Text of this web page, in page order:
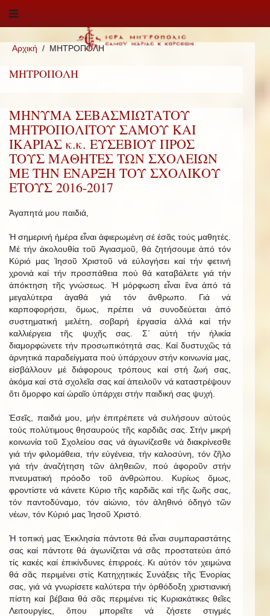
Αρχική ΜΗΤΡΟΠΟΛΗ
ΜΗΤΡΟΠΟΛΗ
ΜΗΝΥΜΑ ΣΕΒΑΣΜΙΩΤΑΤΟΥ
ΜΗΤΡΟΠΟΛΙΤΟΥ ΣΑΜΟΥ ΚΑΙ
ΙΚΑΡΙΑΣ κ.κ. ΕΥΣΕΒΙΟΥ ΠΡΟΣ
ΤΟΥΣ ΜΑΘΗΤΕΣ ΤΩΝ ΣΧΟΛΕΙΩΝ
ΜΕ ΤΗΝ ΕΝΑΡΞΗ ΤΟΥ ΣΧΟΛΙΚΟΥ
ΕΤΟΥΣ 2016-2017
Ἀγαπητά μου παιδιά,
Ἡ σημερινή ἡμέρα εἶναι ἀφιερωμένη σέ ἐσᾶς τούς μαθητές.
Μέ τήν ἀκολουθία τοῦ Ἁγιασμοῦ, θά ζητήσουμε ἀπό τόν
Κύριό μας Ἰησοῦ Χριστοῦ νά εὐλογήσει καί τήν φετινή
χρονιά καί τήν προσπάθεια πού θά καταβάλετε γιά τήν
ἀπόκτηση τῆς γνώσεως. Ἡ μόρφωση εἶναι ἕνα ἀπό τά
μεγαλύτερα ἀγαθά γιά τόν ἄνθρωπο. Γιά νά
καρποφορήσει, ὅμως, πρέπει νά συνοδεύεται ἀπό
συστηματική μελέτη, σοβαρή ἐργασία ἀλλά καί τήν
καλλιέργεια τῆς ψυχῆς σας. Σ΄ αὐτή τήν ἡλικία
διαμορφώνετε τήν προσωπικότητά σας. Καί δυστυχῶς τά
ἀρνητικά παραδείγματα πού ὑπάρχουν στήν κοινωνία μας,
εἰσβάλλουν μέ διάφορους τρόπους καί στή ζωή σας,
ἀκόμα καί στά σχολεῖα σας καί ἀπειλοῦν νά καταστρέψουν
ὅτι ὄμορφο καί ὡραῖο ὑπάρχει στήν παιδική σας ψυχή.
Ἐσεῖς, παιδιά μου, μήν ἐπιτρέπετε νά συλήσουν αὐτούς
τούς πολύτιμους θησαυρούς τῆς καρδιᾶς σας. Στήν μικρή
κοινωνία τοῦ Σχολείου σας νά ἀγωνίζεσθε νά διακρίνεσθε
γιά τήν φιλομάθεια, τήν εὐγένεια, τήν καλοσύνη, τόν ζῆλο
γιά τήν ἀναζήτηση τῶν ἀληθειῶν, πού ἀφοροῦν στήν
πνευματική πρόοδο τοῦ ἀνθρώπου. Κυρίως ὅμως,
φροντἰστε νά κάνετε Κύριο τῆς καρδιᾶς καί τῆς ζωῆς σας,
τόν παντοδύναμο, τόν αἰώνιο, τόν ἀληθινό ὁδηγό τῶν
νέων, τόν Κύριό μας Ἰησοῦ Χριστό.
Ἡ τοπική μας Ἐκκλησία πάντοτε θά εἶναι συμπαραστάτης
σας καί πάντοτε θά ἀγωνίζεται νά σᾶς προστατεύει ἀπό
τίς κακές καί ἐπικίνδυνες ἐπιρροές. Κι αὐτόν τόν χειμώνα
θά σᾶς περιμένει στίς Κατηχητικές Συνάξεις τῆς Ἐνορίας
σας, γιά νά γνωρίσετε καλύτερα τήν ὀρθόδοξη χριστιανική
πίστη καί βέβαια θά σᾶς περιμένει τίς Κυριακάτικες θεῖες
Λειτουργίες, ὅπου μπορεῖτε νά ζήσετε στιγμές